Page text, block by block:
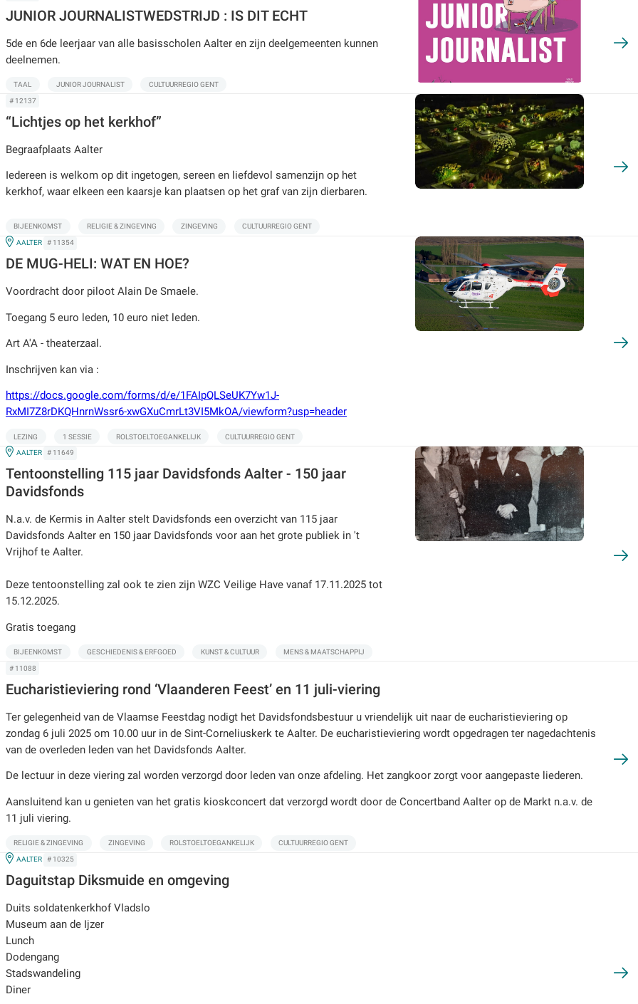
JUNIOR JOURNALISTWEDSTRIJD : IS DIT ECHT
5de en 6de leerjaar van alle basisscholen Aalter en zijn deelgemeenten kunnen
deelnemen.
TAAL JUNIOR JOURNALIST CULTUURREGIO GENT
# 12137
“Lichtjes op het kerkhof”
Begraafplaats Aalter
Iedereen is welkom op dit ingetogen, sereen en liefdevol samenzijn op het
kerkhof, waar elkeen een kaarsje kan plaatsen op het graf van zijn dierbaren.
BIJEENKOMST RELIGIE & ZINGEVING ZINGEVING CULTUURREGIO GENT
IN
AALTER # 11354
DE MUG-HELI: WAT EN HOE?
Voordracht door piloot Alain De Smaele.
Toegang 5 euro leden, 10 euro niet leden.
Art A'A - theaterzaal.
Inschrijven kan via :
https://docs.google.com/forms/d/e/1FAIpQLSeUK7Yw1J-
RxMI7Z8rDKQHnrnWssr6-xwGXuCmrLt3VI5MkOA/viewform?usp=header
LEZING 1 SESSIE ROLSTOELTOEGANKELIJK CULTUURREGIO GENT
IN
AALTER # 11649
Tentoonstelling 115 jaar Davidsfonds Aalter - 150 jaar
Davidsfonds
N.a.v. de Kermis in Aalter stelt Davidsfonds een overzicht van 115 jaar
Davidsfonds Aalter en 150 jaar Davidsfonds voor aan het grote publiek in 't
Vrijhof te Aalter.
Deze tentoonstelling zal ook te zien zijn WZC Veilige Have vanaf 17.11.2025 tot
15.12.2025.
Gratis toegang
BIJEENKOMST GESCHIEDENIS & ERFGOED KUNST & CULTUUR MENS & MAATSCHAPPIJ
# 11088
Eucharistieviering rond ‘Vlaanderen Feest’ en 11 juli-viering
Ter gelegenheid van de Vlaamse Feestdag nodigt het Davidsfondsbestuur u vriendelijk uit naar de eucharistieviering op
zondag 6 juli 2025 om 10.00 uur in de Sint-Corneliuskerk te Aalter. De eucharistieviering wordt opgedragen ter nagedachtenis
van de overleden leden van het Davidsfonds Aalter.
De lectuur in deze viering zal worden verzorgd door leden van onze afdeling. Het zangkoor zorgt voor aangepaste liederen.
Aansluitend kan u genieten van het gratis kioskconcert dat verzorgd wordt door de Concertband Aalter op de Markt n.a.v. de
11 juli viering.
RELIGIE & ZINGEVING ZINGEVING ROLSTOELTOEGANKELIJK CULTUURREGIO GENT
IN
AALTER # 10325
Daguitstap Diksmuide en omgeving
Duits soldatenkerkhof Vladslo
Museum aan de Ijzer
Lunch
Dodengang
Stadswandeling
Diner